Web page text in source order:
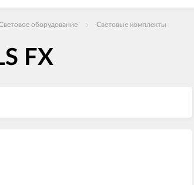
оборудование Световые комплекты
FX